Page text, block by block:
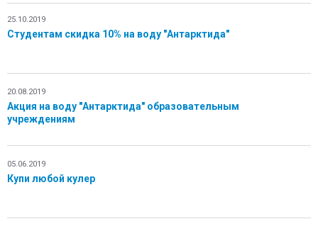
Контакты
25.10.2019
Студентам скидка 10% на воду "Антарктида"
20.08.2019
Акция на воду "Антарктида" образовательным
учреждениям
05.06.2019
Купи любой кулер